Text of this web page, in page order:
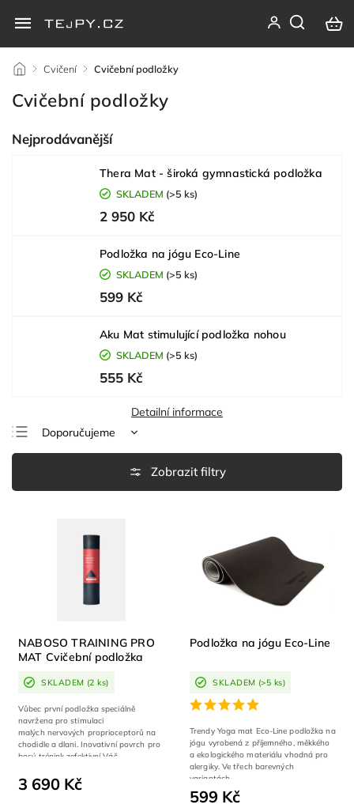
/ Cvičení / Cvičební podložky
Cvičební podložky
Nejprodávanější
Thera Mat - široká gymnastická podložka
SKLADEM (>5 ks)
2 950 Kč
Podložka na jógu Eco-Line
SKLADEM (>5 ks)
599 Kč
Aku Mat stimulující podložka nohou
SKLADEM (>5 ks)
555 Kč
Detailní informace
Doporučujeme
Nejlevnější
Abecedně
NABOSO TRAINING PRO
MAT Cvičební podložka
SKLADEM (2 ks)
3 690 Kč
Vůbec první podložka speciálně
navržena pro stimulaci
malých nervových proprioceptorů na
chodidle a dlani. Inovativní povrch pro
bosý trénink zefektivní Váš...
Podložka na jógu Eco-Line
SKLADEM (>5 ks)
599 Kč
Trendy Yoga mat Eco-Line podložka na
jógu vyrobená z příjemného, měkkého
a ekologického materiálu vhodná pro
alergiky. Ve třech barevných
variantách.